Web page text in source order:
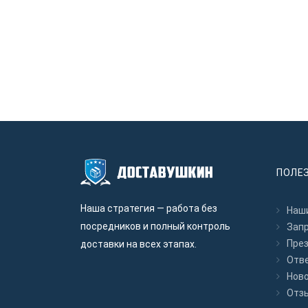
Наша стратегия — работа без
посредников и полный контроль
доставки на всех этапах.